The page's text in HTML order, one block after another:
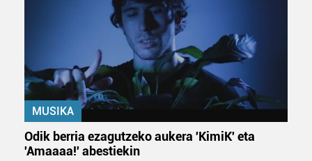
MUSIKA
Odik berria ezagutzeko aukera 'KimiK' eta
'Amaaaa!' abestiekin